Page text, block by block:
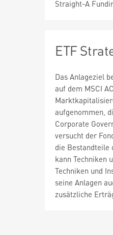
Straight-A
ETF
Das Anlageziel
auf dem MSCI
aufgenommen,
Corporate
versucht der
die Bestandteile
kann Techniken
Techniken und
seine Anlagen
zusätzliche